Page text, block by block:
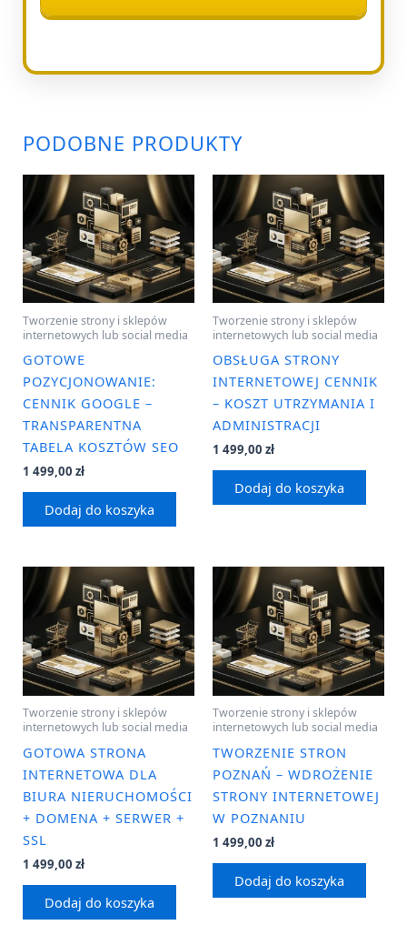
PODOBNE PRODUKTY
Tworzenie strony i sklepów
internetowych lub social media
GOTOWE
POZYCJONOWANIE:
CENNIK GOOGLE –
TRANSPARENTNA
TABELA KOSZTÓW SEO
1 499,00 zł
Dodaj do koszyka
Tworzenie strony i sklepów
internetowych lub social media
OBSŁUGA STRONY
INTERNETOWEJ CENNIK
– KOSZT UTRZYMANIA I
ADMINISTRACJI
1 499,00 zł
Dodaj do koszyka
Tworzenie strony i sklepów
internetowych lub social media
GOTOWA STRONA
INTERNETOWA DLA
BIURA NIERUCHOMOŚCI
+ DOMENA + SERWER +
SSL
1 499,00 zł
Dodaj do koszyka
Tworzenie strony i sklepów
internetowych lub social media
TWORZENIE STRON
POZNAŃ – WDROŻENIE
STRONY INTERNETOWEJ
W POZNANIU
1 499,00 zł
Dodaj do koszyka